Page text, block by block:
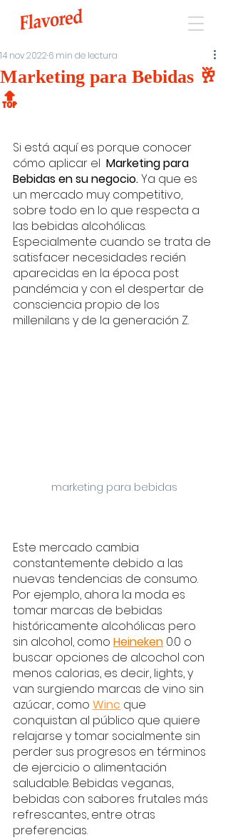
Marketing para Bebidas 🥂
🔝
14 nov 2022 6 min de lectura
Si está aquí es porque conocer
cómo aplicar el Marketing para
Bebidas en su negocio. Ya que es
un mercado muy competitivo,
sobre todo en lo que respecta a
las bebidas alcohólicas.
Especialmente cuando se trata de
satisfacer necesidades recién
aparecidas en la época post
pandémcia y con el despertar de
consciencia propio de los
millenilans y de la generación Z.
marketing para bebidas
Este mercado cambia
constantemente debido a las
nuevas tendencias de consumo.
Por ejemplo, ahora la moda es
tomar marcas de bebidas
históricamente alcohólicas pero
sin alcohol, como Heineken 0.0 o
buscar opciones de alcochol con
menos calorias, es decir, lights, y
van surgiendo marcas de vino sin
azúcar, como Winc que
conquistan al público que quiere
relajarse y tomar socialmente sin
perder sus progresos en términos
de ejercicio o alimentación
saludable. Bebidas veganas,
bebidas con sabores frutales más
refrescantes, entre otras
preferencias.